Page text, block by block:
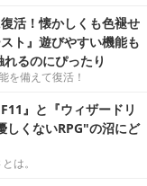
活！懐かしくも色褪せ
ト』遊びやすい機能も
るのにぴったり
を備えて復活！
』と『ウィザードリ
しくないRPG"の沼にど
は。